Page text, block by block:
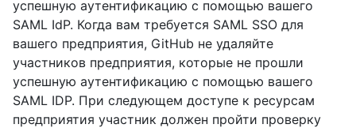
успешную аутентификацию с помощью вашего
SAML IdP. Когда вам требуется SAML SSO для
вашего предприятия, GitHub не удаляйте
участников предприятия, которые не прошли
успешную аутентификацию с помощью вашего
SAML IDP. При следующем доступе к ресурсам
предприятия участник должен пройти проверку